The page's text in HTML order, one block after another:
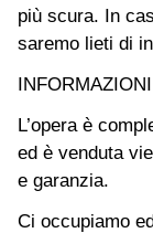
più scura. In
saremo lieti di
L’opera è
ed è venduta
e garanzia.
Ci occupiamo